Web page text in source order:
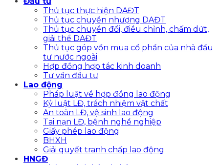
Thủ tục thực hiện DAĐT
Thủ tục chuyển nhượng DAĐT
Thủ tục chuyển đổi, điều chỉnh, chấm dứt,
giải thể DAĐT
Thủ tục góp vồn mua cổ phần của nhà đầu
tư nước ngoài
Hợp đồng hợp tác kinh doanh
Tư vấn đầu tư
Lao động
Pháp luật về hợp đồng lao động
Kỷ luật LĐ, trách nhiệm vật chất
An toàn LĐ, vệ sinh lao động
Tai nạn LĐ, bệnh nghề nghiệp
Giấy phép lao động
BHXH
Giải quyết tranh chấp lao động
HNGĐ